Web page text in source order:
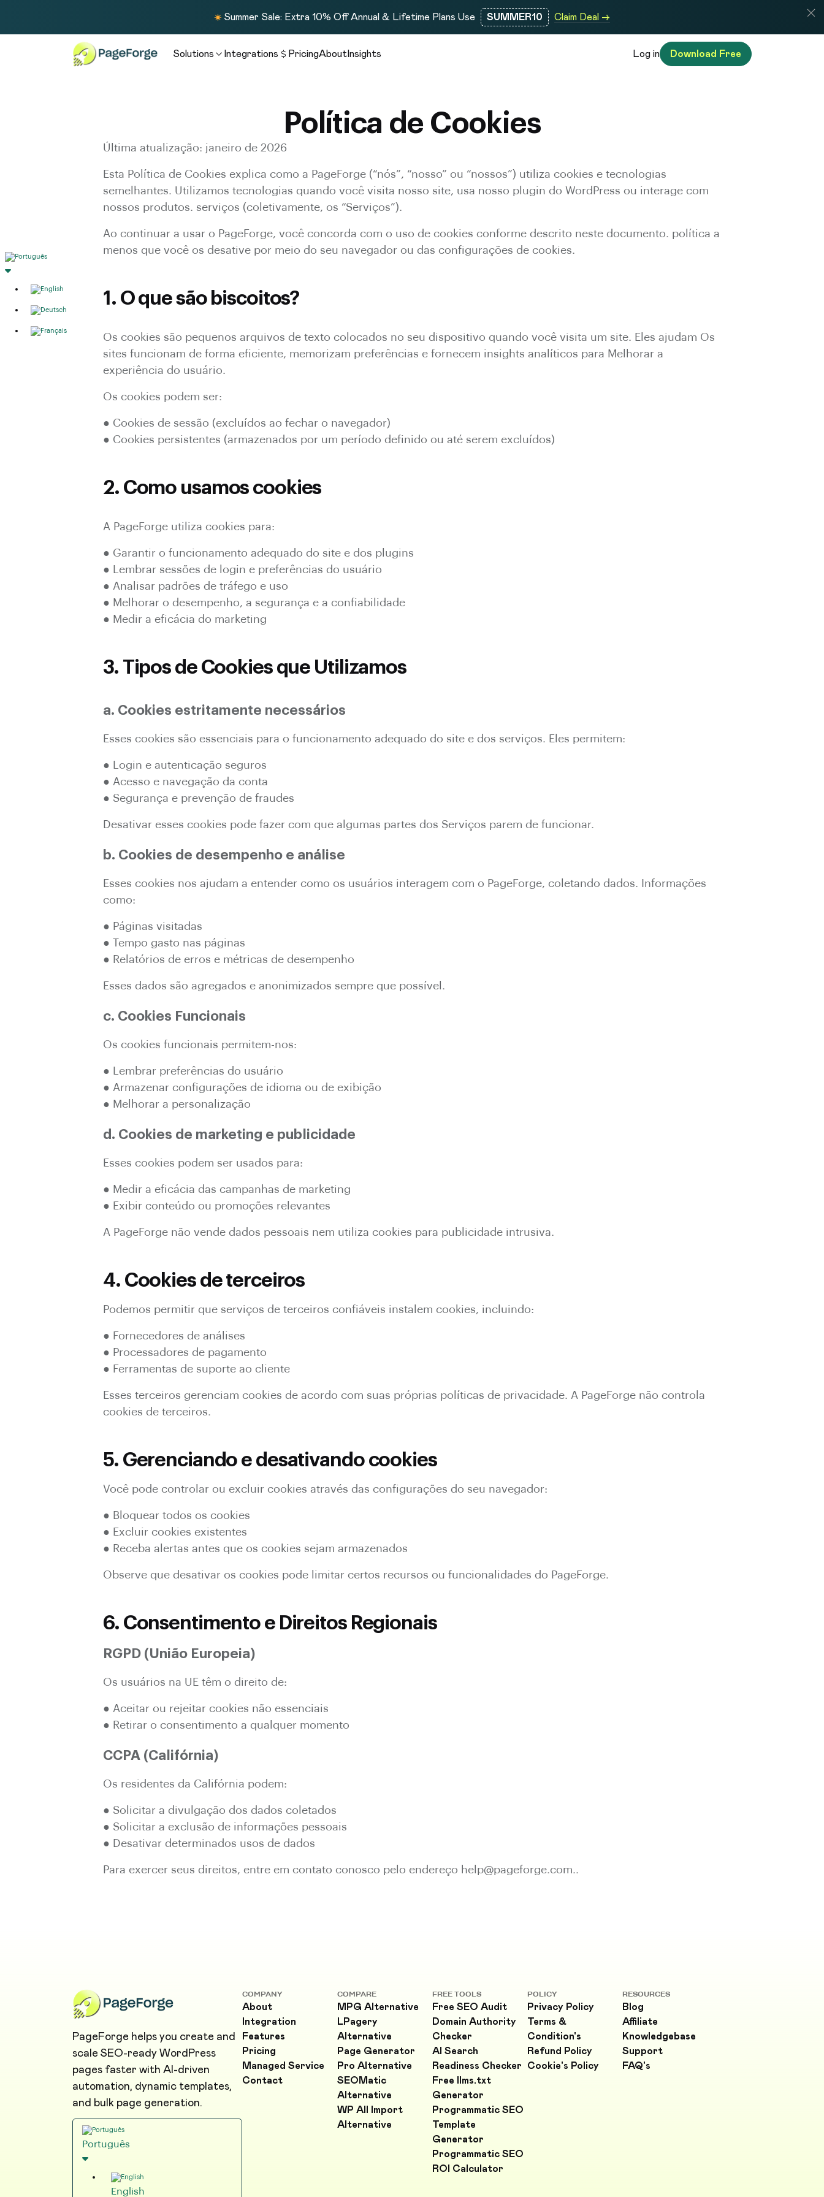
Summer Sale: Extra 10% Off Annual & Lifetime Plans Use SUMMER10 Claim Deal →
Solutions Integrations PricingAbout Insights Log in Download Free
Política de Cookies
Última atualização: janeiro de 2026
Esta Política de Cookies explica como a PageForge (“nós”, “nosso” ou “nossos”) utiliza cookies e tecnologias
semelhantes. Utilizamos tecnologias quando você visita nosso site, usa nosso plugin do WordPress ou interage com
nossos produtos. serviços (coletivamente, os “Serviços”).
Ao continuar a usar o PageForge, você concorda com o uso de cookies conforme descrito neste documento. política a
menos que você os desative por meio do seu navegador ou das configurações de cookies.
1. O que são biscoitos?
Os cookies são pequenos arquivos de texto colocados no seu dispositivo quando você visita um site. Eles ajudam Os
sites funcionam de forma eficiente, memorizam preferências e fornecem insights analíticos para Melhorar a
experiência do usuário.
Os cookies podem ser:
● Cookies de sessão (excluídos ao fechar o navegador)
● Cookies persistentes (armazenados por um período definido ou até serem excluídos)
2. Como usamos cookies
A PageForge utiliza cookies para:
● Garantir o funcionamento adequado do site e dos plugins
● Lembrar sessões de login e preferências do usuário
● Analisar padrões de tráfego e uso
● Melhorar o desempenho, a segurança e a confiabilidade
● Medir a eficácia do marketing
3. Tipos de Cookies que Utilizamos
a. Cookies estritamente necessários
Esses cookies são essenciais para o funcionamento adequado do site e dos serviços. Eles permitem:
● Login e autenticação seguros
● Acesso e navegação da conta
● Segurança e prevenção de fraudes
Desativar esses cookies pode fazer com que algumas partes dos Serviços parem de funcionar.
b. Cookies de desempenho e análise
Esses cookies nos ajudam a entender como os usuários interagem com o PageForge, coletando dados. Informações
como:
● Páginas visitadas
● Tempo gasto nas páginas
● Relatórios de erros e métricas de desempenho
Esses dados são agregados e anonimizados sempre que possível.
c. Cookies Funcionais
Os cookies funcionais permitem-nos:
● Lembrar preferências do usuário
● Armazenar configurações de idioma ou de exibição
● Melhorar a personalização
d. Cookies de marketing e publicidade
Esses cookies podem ser usados ​​para:
● Medir a eficácia das campanhas de marketing
● Exibir conteúdo ou promoções relevantes
A PageForge não vende dados pessoais nem utiliza cookies para publicidade intrusiva.
4. Cookies de terceiros
Podemos permitir que serviços de terceiros confiáveis ​​instalem cookies, incluindo:
● Fornecedores de análises
● Processadores de pagamento
● Ferramentas de suporte ao cliente
Esses terceiros gerenciam cookies de acordo com suas próprias políticas de privacidade. A PageForge não controla
cookies de terceiros.
5. Gerenciando e desativando cookies
Você pode controlar ou excluir cookies através das configurações do seu navegador:
● Bloquear todos os cookies
● Excluir cookies existentes
● Receba alertas antes que os cookies sejam armazenados
Observe que desativar os cookies pode limitar certos recursos ou funcionalidades do PageForge.
6. Consentimento e Direitos Regionais
RGPD (União Europeia)
Os usuários na UE têm o direito de:
● Aceitar ou rejeitar cookies não essenciais
● Retirar o consentimento a qualquer momento
CCPA (Califórnia)
Os residentes da Califórnia podem:
● Solicitar a divulgação dos dados coletados
● Solicitar a exclusão de informações pessoais
● Desativar determinados usos de dados
Para exercer seus direitos, entre em contato conosco pelo endereço help@pageforge.com..
PageForge helps you create and
scale SEO-ready WordPress
pages faster with AI-driven
automation, dynamic templates,
and bulk page generation.
Português
English
COMPANY
About
Integration
Features
Pricing
Managed Service
Contact
COMPARE
MPG Alternative
LPagery
Alternative
Page Generator
Pro Alternative
SEOMatic
Alternative
WP All Import
Alternative
FREE TOOLS
Free SEO Audit
Domain Authority
Checker
AI Search
Readiness Checker
Free llms.txt
Generator
Programmatic SEO
Template
Generator
Programmatic SEO
ROI Calculator
POLICY
Privacy Policy
Terms &
Condition's
Refund Policy
Cookie's Policy
RESOURCES
Blog
Affiliate
Knowledgebase
Support
FAQ's